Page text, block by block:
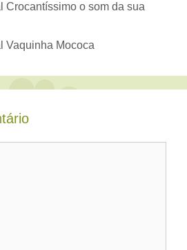
Crocantíssimo o som da sua
Vaquinha Mococa